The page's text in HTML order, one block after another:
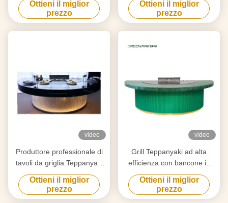
personalizzato alle vostre
esigenze
Ottieni il miglior
prezzo
20 mm e riscaldamento
intelligente
Ottieni il miglior
prezzo
video
Produttore professionale di
tavoli da griglia Teppanyaki
Custom Made With Free
Design Affidabile Fornitore di
attrezzature da griglia
Ottieni il miglior
prezzo
video
Grill Teppanyaki ad alta
efficienza con bancone in
acciaio in lega alimentare da
20 mm e riscaldamento
intelligente
Ottieni il miglior
prezzo